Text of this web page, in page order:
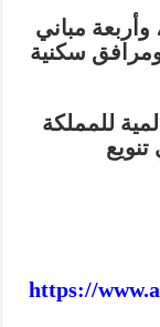
مباني
سكنية
للمملكة
https://